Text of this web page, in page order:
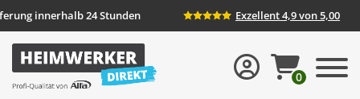
Lieferung innerhalb 24 Stunden Exzellent 4,9 von
0